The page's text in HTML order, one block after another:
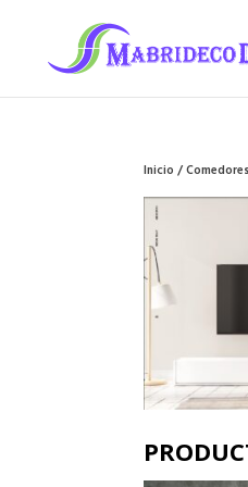
Inicio/Comedores